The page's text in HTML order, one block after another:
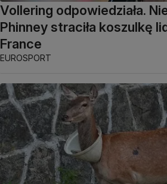
Vollering odpowiedziała.
Phinney straciła koszulkę
France
EUROSPORT